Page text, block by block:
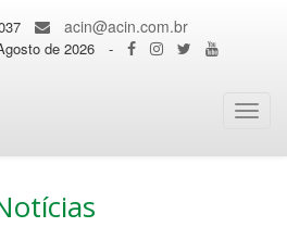
acin@acin.com.br
de 2026 -